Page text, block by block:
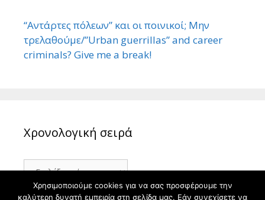
“Αντάρτες πόλεων” και οι ποινικοί; Μην
τρελαθούμε/”Urban guerrillas” and career
criminals? Give me a break!
Χρονολογική σειρά
Χρονολογική
σειρά
Χρησιμοποιούμε cookies για να σας προσφέρουμε την
καλύτερη δυνατή εμπειρία στη σελίδα μας. Εάν συνεχίσετε να